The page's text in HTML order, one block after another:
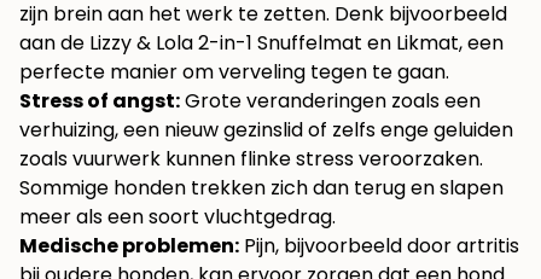
zijn brein aan het werk te zetten. Denk bijvoorbeeld
aan de Lizzy & Lola 2-in-1 Snuffelmat en Likmat, een
perfecte manier om verveling tegen te gaan.
Stress of angst:Grote veranderingen zoals een
verhuizing, een nieuw gezinslid of zelfs enge geluiden
zoals vuurwerk kunnen flinke stress veroorzaken.
Sommige honden trekken zich dan terug en slapen
meer als een soort vluchtgedrag.
Medische problemen: Pijn, bijvoorbeeld door artritis